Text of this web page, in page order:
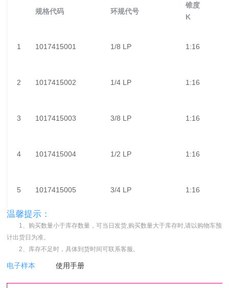
规格代码 环规代号
锥度
K
1 1017415001 1/8 LP 1:16
2 1017415002 1/4 LP 1:16
3 1017415003 3/8 LP 1:16
4 1017415004 1/2 LP 1:16
5 1017415005 3/4 LP 1:16
温馨提示：
1、购买数量小于库存数量，可当日发货,购买数量大于库存时,请以购物车预
计出货日为准。
2、库存不足时，具体到货时间可联系客服。
电子样本 使用手册